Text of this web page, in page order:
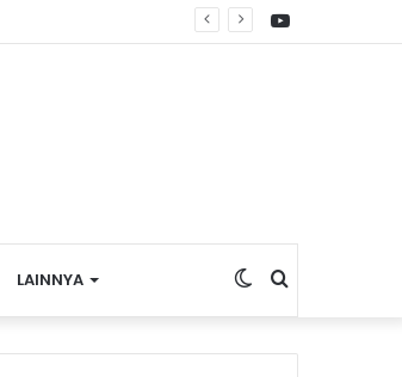
LAINNYA Search
for
Switch
skin